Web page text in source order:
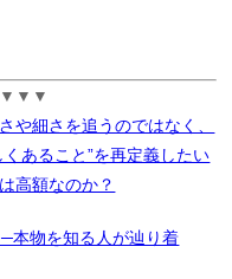
▼▼▼
細さを追うのではなく、
あること”を再定義したい
高額なのか？
本物を知る人が辿り着